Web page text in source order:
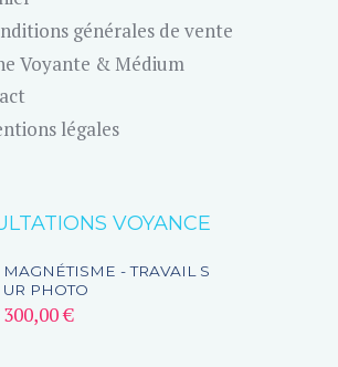
générales de vente
Voyante & Médium
légales
VOYANCE
MAGNÉTISME - TRAVAIL S
UR PHOTO
300,00€